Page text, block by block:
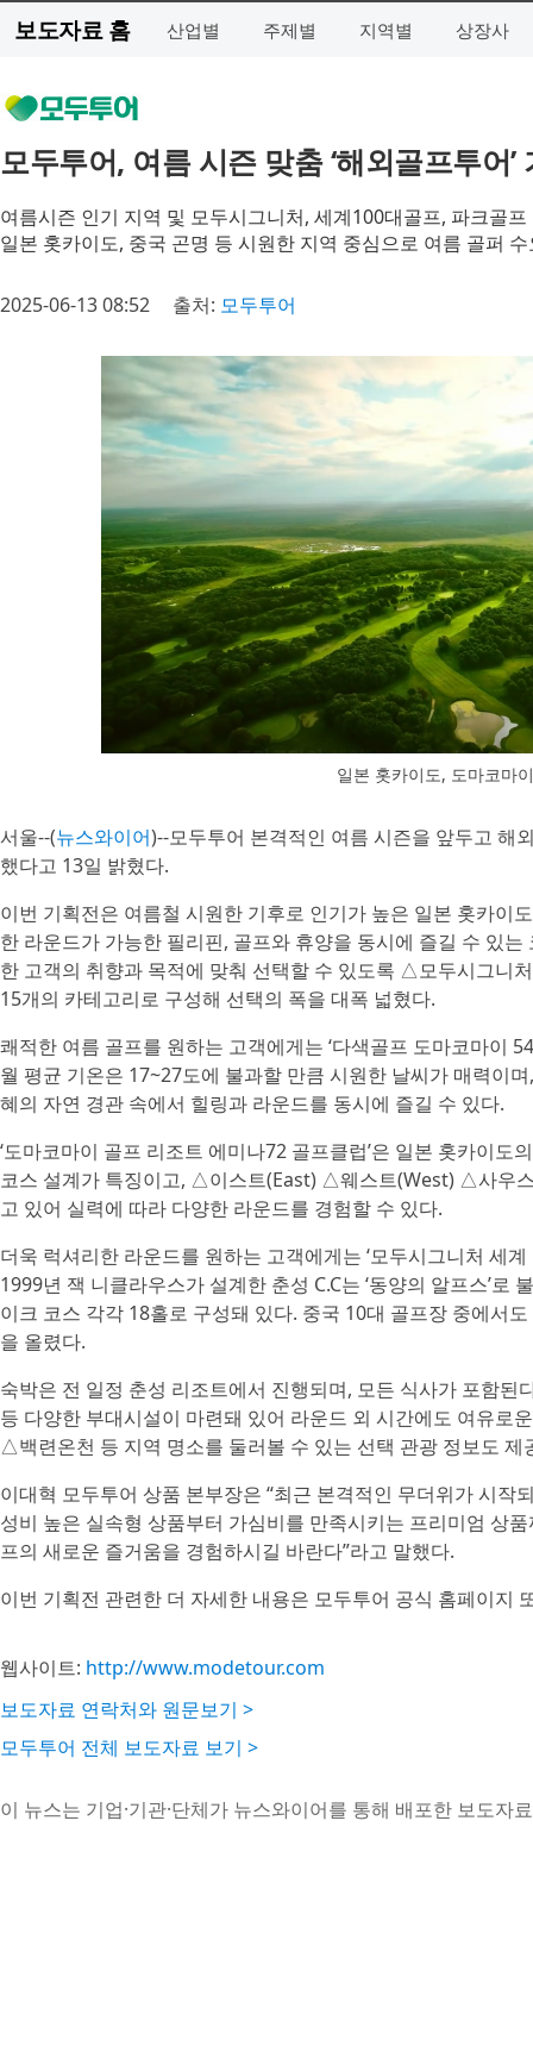
보도자료 홈 산업별 주제별 지역별 상장사
모두투어, 여름 시즌 맞춤 ‘해외골프투어’
여름시즌 인기 지역 및 모두시그니처, 세계100대골프, 파크골
일본 홋카이도, 중국 곤명 등 시원한 지역 중심으로 여름 골퍼
2025-06-13 08:52 출처: 모두투어
일본 홋카이도, 도마코마
서울--(뉴스와이어)--모두투어 본격적인 여름 시즌을 앞두고 해
했다고 13일 밝혔다.
이번 기획전은 여름철 시원한 기후로 인기가 높은 일본 홋카이
한 라운드가 가능한 필리핀, 골프와 휴양을 동시에 즐길 수 있
한 고객의 취향과 목적에 맞춰 선택할 수 있도록 △모두시그
15개의 카테고리로 구성해 선택의 폭을 대폭 넓혔다.
쾌적한 여름 골프를 원하는 고객에게는 ‘다색골프 도마코마이
월 평균 기온은 17~27도에 불과할 만큼 시원한 날씨가 매력이
혜의 자연 경관 속에서 힐링과 라운드를 동시에 즐길 수 있다.
‘도마코마이 골프 리조트 에미나72 골프클럽’은 일본 홋카이
코스 설계가 특징이고, △이스트(East) △웨스트(West) △사우
고 있어 실력에 따라 다양한 라운드를 경험할 수 있다.
더욱 럭셔리한 라운드를 원하는 고객에게는 ‘모두시그니처 세
1999년 잭 니클라우스가 설계한 춘성 C.C는 ‘동양의 알프스’
이크 코스 각각 18홀로 구성돼 있다. 중국 10대 골프장 중에서
을 올렸다.
숙박은 전 일정 춘성 리조트에서 진행되며, 모든 식사가 포함
등 다양한 부대시설이 마련돼 있어 라운드 외 시간에도 여유
△백련온천 등 지역 명소를 둘러볼 수 있는 선택 관광 정보도 제
이대혁 모두투어 상품 본부장은 “최근 본격적인 무더위가 시작
성비 높은 실속형 상품부터 가심비를 만족시키는 프리미엄 상
프의 새로운 즐거움을 경험하시길 바란다”라고 말했다.
이번 기획전 관련한 더 자세한 내용은 모두투어 공식 홈페이지
웹사이트: http://www.modetour.com
보도자료 연락처와 원문보기 >
모두투어 전체 보도자료 보기 >
이 뉴스는 기업·기관·단체가 뉴스와이어를 통해 배포한 보도자